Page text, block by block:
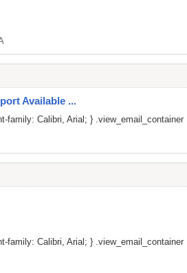
Available ...
family: Calibri, Arial; }
family: Calibri, Arial; }